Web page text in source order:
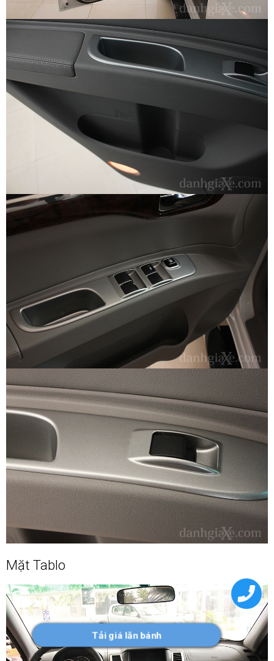
Mặt Tablo
Tải giá lăn bánh